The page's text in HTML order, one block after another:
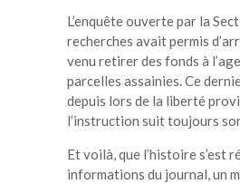
L’enquête ouverte par la
recherches avait permis
venu retirer des fonds à
parcelles assainies. Ce
depuis lors de la liberté
l’instruction suit toujours
Et voilà, que l’histoire s’est
informations du journal, un